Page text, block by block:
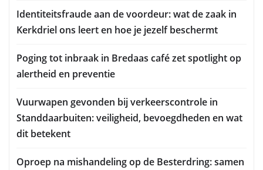
Identiteitsfraude aan de voordeur: wat de zaak in
Kerkdriel ons leert en hoe je jezelf beschermt
Poging tot inbraak in Bredaas café zet spotlight op
alertheid en preventie
Vuurwapen gevonden bij verkeerscontrole in
Standdaarbuiten: veiligheid, bevoegdheden en wat
dit betekent
Oproep na mishandeling op de Besterdring: samen